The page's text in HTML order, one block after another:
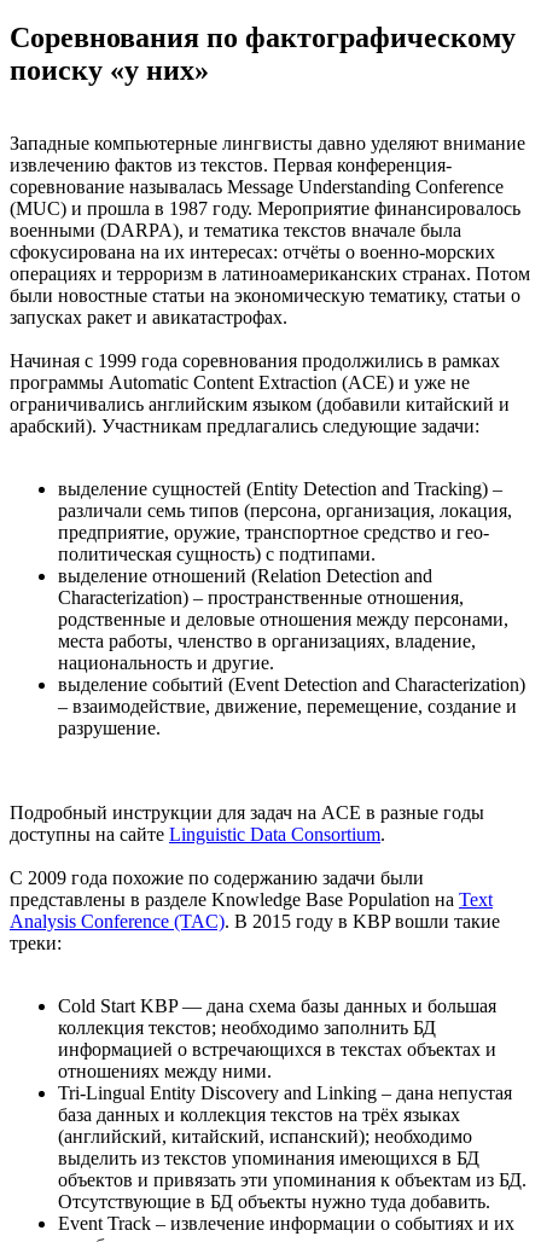
Соревнования по фактографическому
поиску «у них»
Западные компьютерные лингвисты давно уделяют внимание
извлечению фактов из текстов. Первая конференция-
соревнование называлась Message Understanding Conference
(MUC) и прошла в 1987 году. Мероприятие финансировалось
военными (DARPA), и тематика текстов вначале была
сфокусирована на их интересах: отчёты о военно-морских
операциях и терроризм в латиноамериканских странах. Потом
были новостные статьи на экономическую тематику, статьи о
запусках ракет и авикатастрофах.
Начиная с 1999 года соревнования продолжились в рамках
программы Automatic Content Extraction (ACE) и уже не
ограничивались английским языком (добавили китайский и
арабский). Участникам предлагались следующие задачи:
выделение сущностей (Entity Detection and Tracking) –
различали семь типов (персона, организация, локация,
предприятие, оружие, транспортное средство и гео-
политическая сущность) с подтипами.
выделение отношений (Relation Detection and
Characterization) – пространственные отношения,
родственные и деловые отношения между персонами,
места работы, членство в организациях, владение,
национальность и другие.
выделение событий (Event Detection and Characterization)
– взаимодействие, движение, перемещение, создание и
разрушение.
Подробный инструкции для задач на ACE в разные годы
доступны на сайте Linguistic Data Consortium.
C 2009 года похожие по содержанию задачи были
представлены в разделе Knowledge Base Population на Text
Analysis Conference (TAC). В 2015 году в KBP вошли такие
треки:
Cold Start KBP — дана схема базы данных и большая
коллекция текстов; необходимо заполнить БД
информацией о встречающихся в текстах объектах и
отношениях между ними.
Tri-Lingual Entity Discovery and Linking – дана непустая
база данных и коллекция текстов на трёх языках
(английский, китайский, испанский); необходимо
выделить из текстов упоминания имеющихся в БД
объектов и привязать эти упоминания к объектам из БД.
Отсутствующие в БД объекты нужно туда добавить.
Event Track – извлечение информации о событиях и их